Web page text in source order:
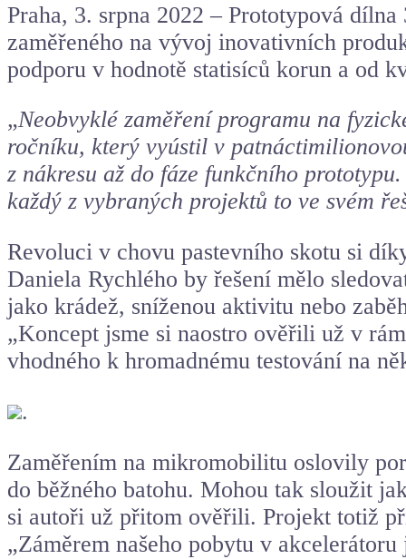
Praha, 3. srpna 2022 – Prototypová
zaměřeného na vývoj inovativních
podporu v hodnotě statisíců korun a od
„Neobvyklé zaměření programu na
ročníku, který vyústil v
z nákresu až do fáze funkčního
každý z vybraných projektů to ve svém
Revoluci v chovu pastevního skotu si
Daniela Rychlého by řešení mělo
jako krádež, sníženou aktivitu nebo
„Koncept jsme si naostro ověřili už v
vhodného k hromadnému testování na
.
Zaměřením na mikromobilitu oslovily
do běžného batohu. Mohou tak sloužit
si autoři už přitom ověřili. Projekt totiž
„Záměrem našeho pobytu v